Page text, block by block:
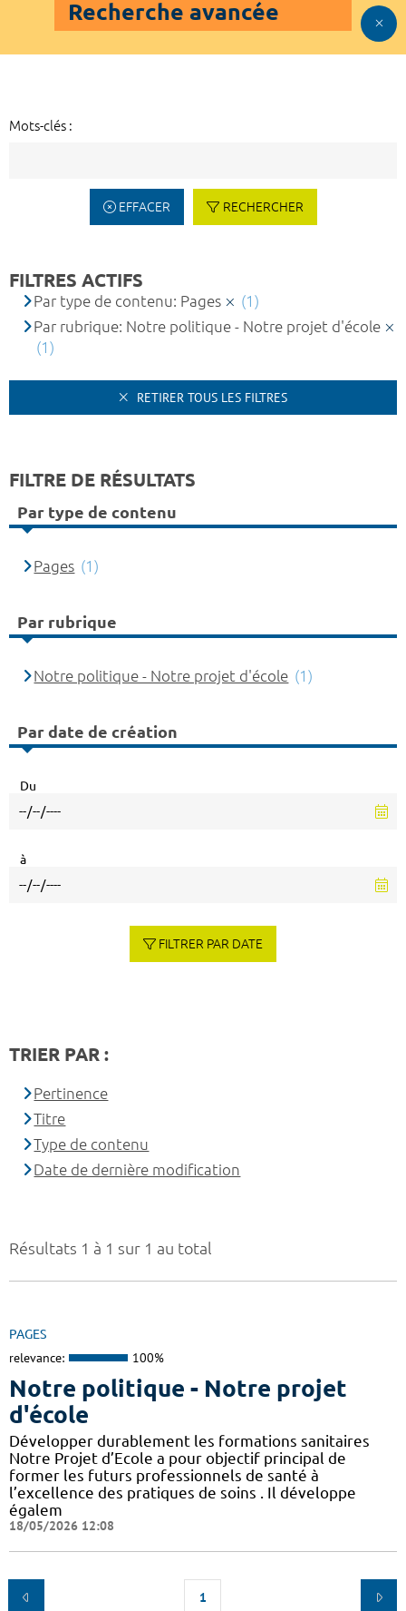
Recherche avancée
Mots-clés :
EFFACER RECHERCHER
Résultats 1 à 1 sur 1 au total
PAGES
relevance: 100%
Notre politique - Notre projet
d'école
Développer durablement les formations sanitaires
Notre Projet d’Ecole a pour objectif principal de
former les futurs professionnels de santé à
l’excellence des pratiques de soins . Il développe
égalem
18/05/2026 12:08
1
FILTRES ACTIFS
Par type de contenu: Pages
(1)
Par rubrique: Notre politique - Notre projet d'école
(1)
RETIRER TOUS LES FILTRES
FILTRE DE RÉSULTATS
Par type de contenu
Pages (1)
Par rubrique
Notre politique - Notre projet d'école (1)
Par date de création
Du
à
FILTRER PAR DATE
TRIER PAR :
Pertinence
Titre
Type de contenu
Date de dernière modification